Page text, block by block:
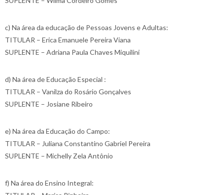
c) Na área da educação de Pessoas Jovens e Adultas:
TITULAR – Erica Emanuele Pereira Viana
SUPLENTE – Adriana Paula Chaves Miquilini
d) Na área de Educação Especial :
TITULAR – Vanilza do Rosário Gonçalves
SUPLENTE – Josiane Ribeiro
e) Na área da Educação do Campo:
TITULAR – Juliana Constantino Gabriel Pereira
SUPLENTE – Michelly Zela Antônio
f) Na área do Ensino Integral: